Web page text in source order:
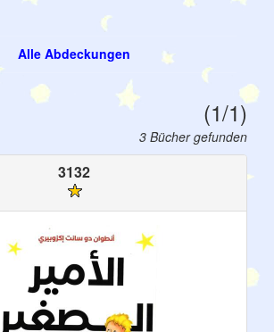
Alle Abdeckungen
(1/1)
3 Bücher gefunden
3132